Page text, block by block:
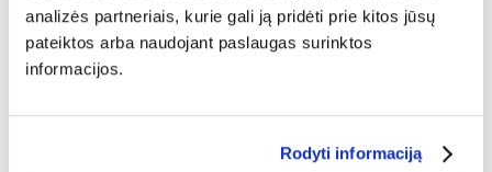
analizės partneriais, kurie gali ją pridėti prie kitos jūsų
pateiktos arba naudojant paslaugas surinktos
informacijos.
Rodyti informaciją